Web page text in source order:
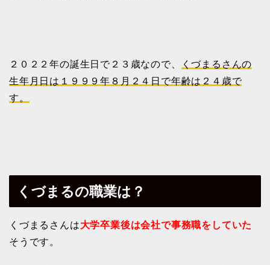
２０２２年の誕生日で２３歳なので、
くづまるさんの
生年月日は１９９９年８月２４日で年齢は２４歳で
す。
くづまるの職業は？
くづまるさんは大学卒業後は会社で事務職をしていた
そうです。